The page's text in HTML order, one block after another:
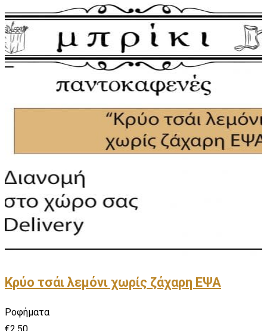
Κρύο τσάι λεμόνι χωρίς ζάχαρη ΕΨΑ
Ροφήματα